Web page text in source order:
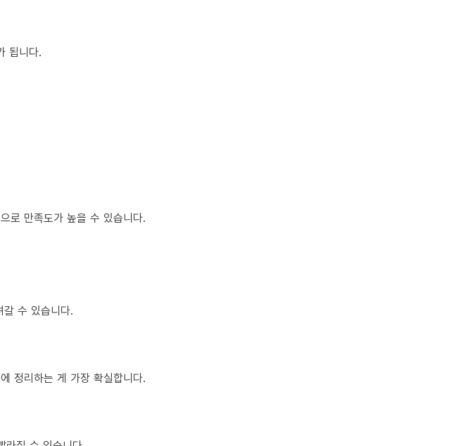
됩니다.
로 만족도가 높을 수 있습니다.
수 있습니다.
정리하는 게 가장 확실합니다.